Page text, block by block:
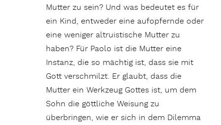
Mutter zu sein? Und was bedeutet es für
ein Kind, entweder eine aufopfernde oder
eine weniger altruistische Mutter zu
haben? Für Paolo ist die Mutter eine
Instanz, die so mächtig ist, dass sie mit
Gott verschmilzt. Er glaubt, dass die
Mutter ein Werkzeug Gottes ist, um dem
Sohn die göttliche Weisung zu
überbringen, wie er sich in dem Dilemma